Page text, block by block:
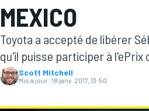
MEXICO
Toyota a accepté de libérer
qu'il puisse participer à l'ePrix
Scott Mitchell
Mis à jour: 18 janv. 2017, 13:50